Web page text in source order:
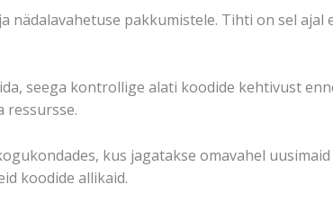
nädalavahetuse pakkumistele. Tihti on sel ajal
seega kontrollige alati koodide kehtivust
ressursse.
kus jagatakse omavahel
koodide allikaid.